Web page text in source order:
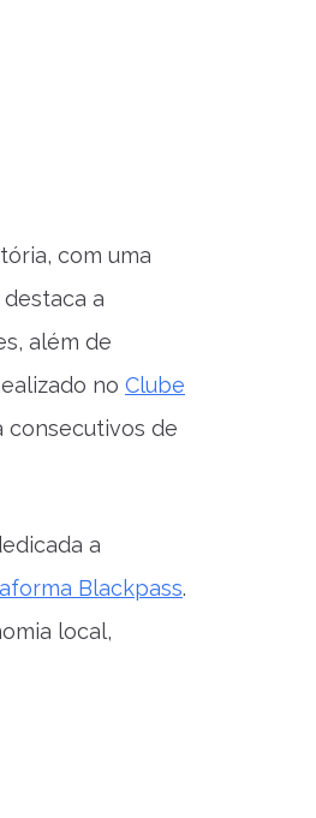
com uma
a
além de
no Clube
consecutivos de
a
Blackpass.
local,